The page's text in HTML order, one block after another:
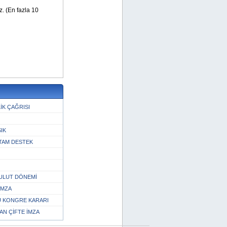
ÇAĞRISI
DESTEK
DÖNEMİ
KONGRE KARARI
ÇİFTE İMZA